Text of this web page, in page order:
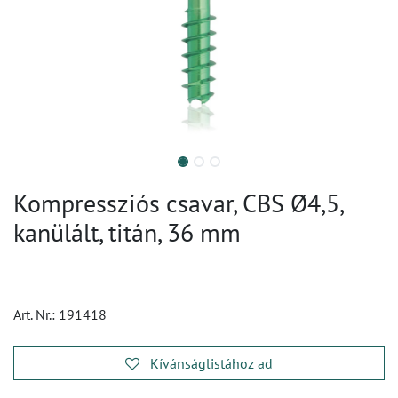
Kompressziós csavar, CBS Ø4,5,
kanülált, titán, 36 mm
Art. Nr.: 191418
Kívánságlistához ad